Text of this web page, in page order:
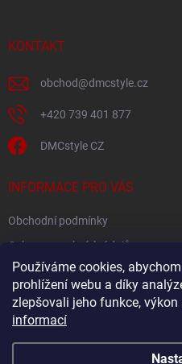
Používáme cookies,
prohlížení webu a díky
zlepšovali jeho funkce,
informací
KONTAKT
obchod@dmcstyle.cz
+420 739 401 877
DMCstyle CZ
INFORMACE PRO VÁS
Obchodní podmínky
Ochrana osobních údajů
FACEBOOK